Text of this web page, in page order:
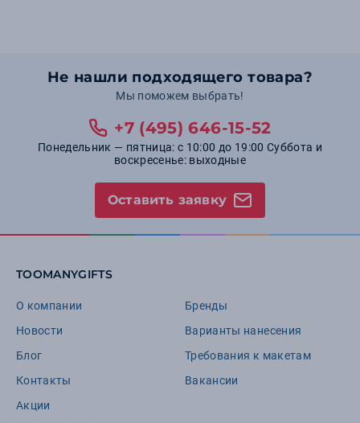
Не нашли подходящего товара?
Мы поможем выбрать!
+7 (495) 646-15-52
Понедельник — пятница: с 10:00 до 19:00 Суббота и
воскресенье: выходные
Оставить заявку
TOOMANYGIFTS
О компании
Новости
Блог
Контакты
Акции
Бренды
Варианты нанесения
Требования к макетам
Вакансии